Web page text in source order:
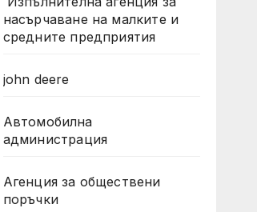
насърчаване на малките и
средните предприятия
john deere
Автомобилна
администрация
Агенция за обществени
поръчки